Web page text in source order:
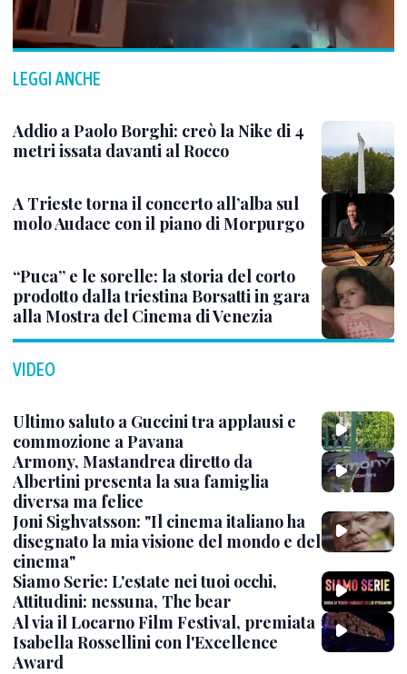
LEGGI ANCHE
Addio a Paolo Borghi: creò la Nike di 4
metri issata davanti al Rocco
A Trieste torna il concerto all’alba sul
molo Audace con il piano di Morpurgo
“Puca” e le sorelle: la storia del corto
prodotto dalla triestina Borsatti in gara
alla Mostra del Cinema di Venezia
VIDEO
Ultimo saluto a Guccini tra applausi e
commozione a Pavana
Armony, Mastandrea diretto da
Albertini presenta la sua famiglia
diversa ma felice
Joni Sighvatsson: "Il cinema italiano ha
disegnato la mia visione del mondo e del
cinema"
Siamo Serie: L'estate nei tuoi occhi,
Attitudini: nessuna, The bear
Al via il Locarno Film Festival, premiata
Isabella Rossellini con l'Excellence
Award